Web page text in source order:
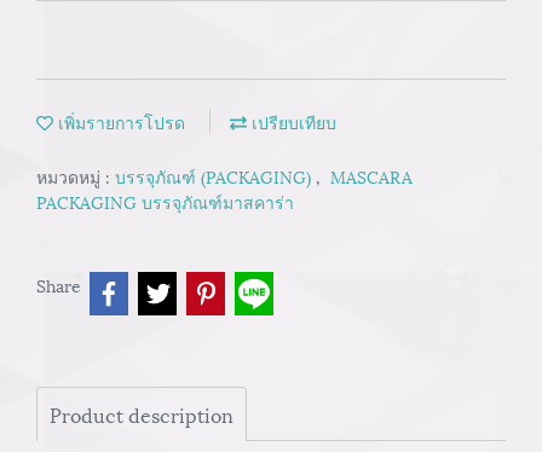
เพิ่มรายการโปรด เปรียบเทียบ
หมวดหมู่ : บรรจุภัณฑ์ (PACKAGING) , MASCARA
PACKAGING บรรจุภัณฑ์มาสคาร่า
Share
Product description